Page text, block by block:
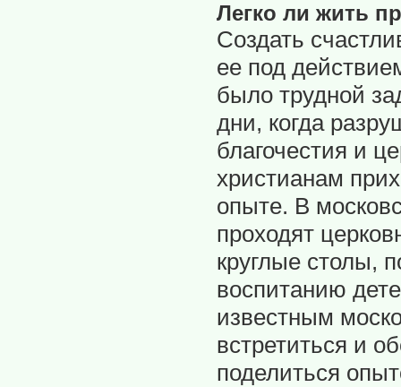
Легко ли жить
Создать
ее под
было трудной
дни, когда
благочестия и
христианам
опыте. В
проходят
круглые столы,
воспитанию
известным
встретиться и
поделиться